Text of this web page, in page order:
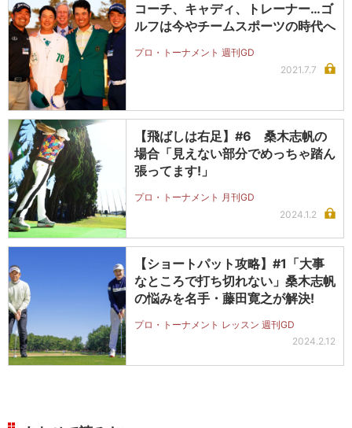
コーチ、キャディ、トレーナー…ゴ
ルフは今やチームスポーツの時代へ
プロ・トーナメント 週刊GD
2021.7.7
【飛ばしは右足】#6 桑木志帆の
場合「見えない部分でめっちゃ踏ん
張ってます!」
プロ・トーナメント 月刊GD
2024.1.2
【ショートパット攻略】#1「大事
なところで打ち切れない」桑木志帆
の悩みを名手・藤田寛之が解決!
プロ・トーナメント レッスン 週刊GD
2024.2.12